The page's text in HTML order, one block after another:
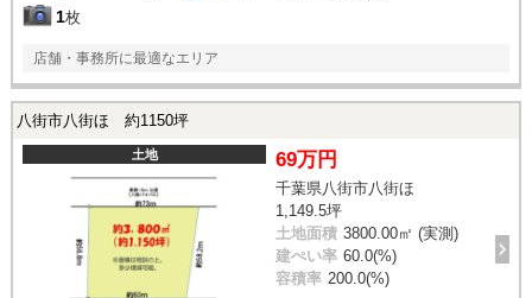
1枚
店舗・事務所に最適なエリア
八街市八街ほ 約1150坪
土地 69万円
千葉県八街市八街ほ
1,149.5坪
土地面積 3800.00㎡ (実測)
建ぺい率 60.0(%)
容積率 200.0(%)